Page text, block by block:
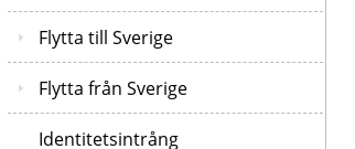
Flytta till Sverige
Flytta från Sverige
Identitetsintrång